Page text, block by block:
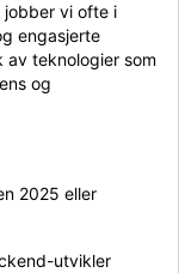
jobber vi ofte i
engasjerte
av teknologier som
og
2025 eller
utvikler